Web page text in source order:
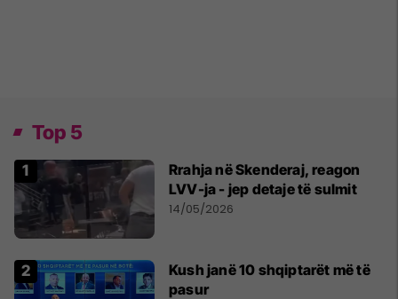
Top 5
Rrahja në Skenderaj, reagon
LVV-ja - jep detaje të sulmit
14/05/2026
Kush janë 10 shqiptarët më të
pasur